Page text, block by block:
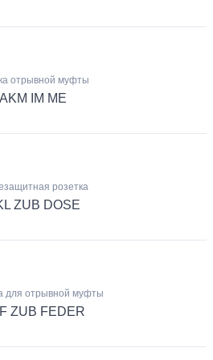
отрывной муфты
AKM IM ME
розетка
ZUB DOSE
для отрывной муфты
ZUB FEDER